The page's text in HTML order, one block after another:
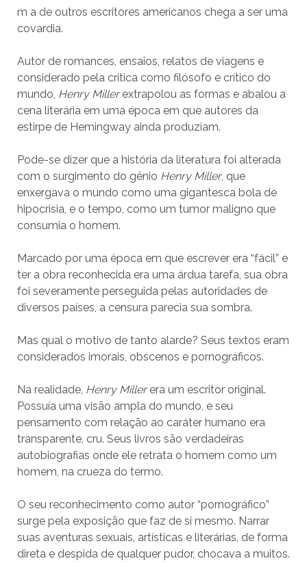
m a de outros escritores americanos chega a ser uma
covardia.
Autor de romances, ensaios, relatos de viagens e
considerado pela crítica como filósofo e crítico do
mundo, Henry Millerextrapolou as formas e abalou a
cena literária em uma época em que autores da
estirpe de Hemingway ainda produziam.
Pode-se dizer que a história da literatura foi alterada
com o surgimento do gênio Henry Miller, que
enxergava o mundo como uma gigantesca bola de
hipocrisia, e o tempo, como um tumor maligno que
consumia o homem.
Marcado por uma época em que escrever era “fácil” e
ter a obra reconhecida era uma árdua tarefa, sua obra
foi severamente perseguida pelas autoridades de
diversos países, a censura parecia sua sombra.
Mas qual o motivo de tanto alarde? Seus textos eram
considerados imorais, obscenos e pornográficos.
Na realidade, Henry Millerera um escritor original.
Possuía uma visão ampla do mundo, e seu
pensamento com relação ao caráter humano era
transparente, cru. Seus livros são verdadeiras
autobiografias onde ele retrata o homem como um
homem, na crueza do termo.
O seu reconhecimento como autor “pornográfico”
surge pela exposição que faz de si mesmo. Narrar
suas aventuras sexuais, artísticas e literárias, de forma
direta e despida de qualquer pudor, chocava a muitos.